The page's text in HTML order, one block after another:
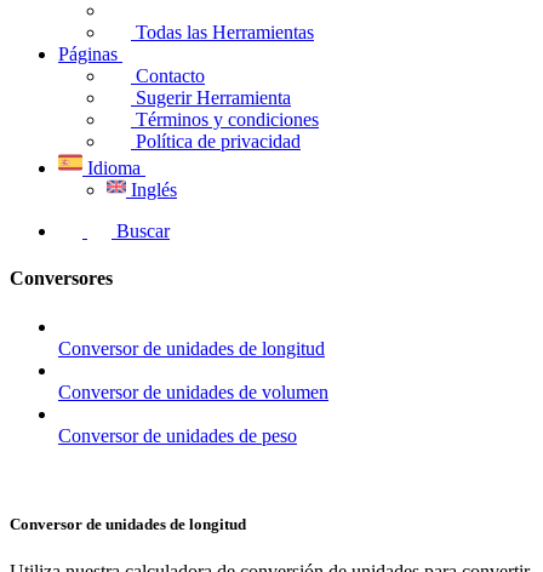
Todas las Herramientas
Páginas
Contacto
Sugerir Herramienta
Términos y condiciones
Política de privacidad
Idioma
Inglés
Buscar
Conversores
Conversor de unidades de longitud
Conversor de unidades de volumen
Conversor de unidades de peso
Conversor de unidades de longitud